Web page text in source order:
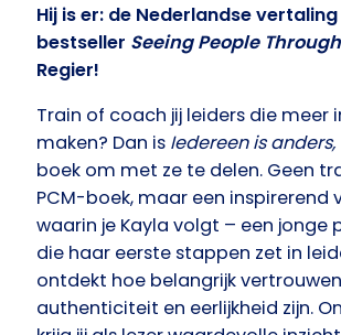
Hij is er: de Nederlandse
bestseller Seeing People Through
Regier!
Train of coach jij leiders die meer
maken? Dan is Iedereen is
boek om met ze te delen. Geen
PCM-boek, maar een inspirerend
waarin je Kayla volgt – een jonge
die haar eerste stappen zet in
ontdekt hoe belangrijk
authenticiteit en eerlijkheid zijn.